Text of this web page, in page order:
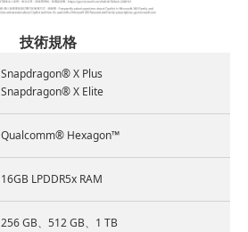
技術規格
Snapdragon® X Plus
Snapdragon® X Elite
Qualcomm® Hexagon™
16GB LPDDR5x RAM
256 GB、512 GB、1 TB